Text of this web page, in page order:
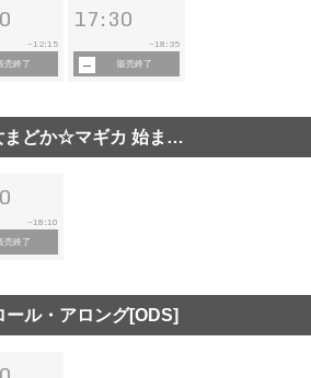
~12:15
売終了
17:30
~18:35
販売終了
まどか☆マギカ 始ま…
~18:10
売終了
ール・アロング[ODS]